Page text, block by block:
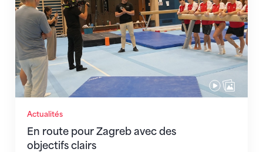
Actualités
En route pour Zagreb avec des
objectifs clairs